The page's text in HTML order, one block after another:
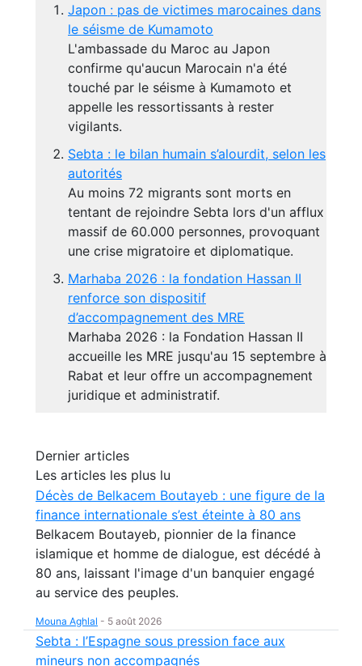
Japon : pas de victimes marocaines dans
le séisme de Kumamoto
L'ambassade du Maroc au Japon
confirme qu'aucun Marocain n'a été
touché par le séisme à Kumamoto et
appelle les ressortissants à rester
vigilants.
Sebta : le bilan humain s’alourdit, selon les
autorités
Au moins 72 migrants sont morts en
tentant de rejoindre Sebta lors d'un afflux
massif de 60.000 personnes, provoquant
une crise migratoire et diplomatique.
Marhaba 2026 : la fondation Hassan II
renforce son dispositif
d’accompagnement des MRE
Marhaba 2026 : la Fondation Hassan II
accueille les MRE jusqu'au 15 septembre à
Rabat et leur offre un accompagnement
juridique et administratif.
Dernier articles
Les articles les plus lu
Décès de Belkacem Boutayeb : une figure de la
finance internationale s’est éteinte à 80 ans
Belkacem Boutayeb, pionnier de la finance
islamique et homme de dialogue, est décédé à
80 ans, laissant l'image d'un banquier engagé
au service des peuples.
Mouna Aghlal - 5 août 2026
Sebta : l’Espagne sous pression face aux
mineurs non accompagnés